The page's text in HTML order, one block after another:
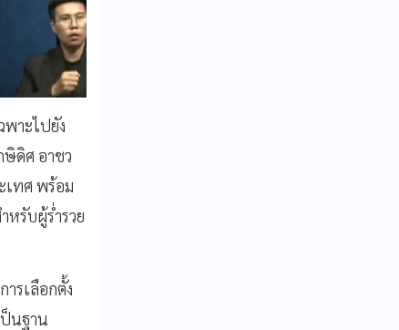
พาะไปยัง
ษิดิศ อาชว
เทศ พร้อม
รับผู้ร่ำรวย
รเลือกตั้ง
ป็นฐาน